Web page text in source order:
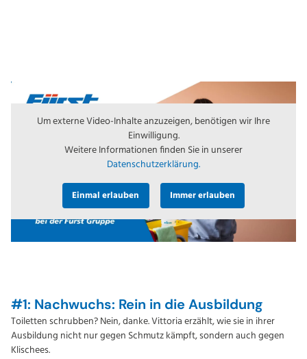
Um externe Video-Inhalte anzuzeigen, benötigen wir Ihre
Einwilligung.
Weitere Informationen finden Sie in unserer
Datenschutzerklärung.
Einmal erlauben Immer erlauben
#1: Nachwuchs: Rein in die Ausbildung
Toiletten schrubben? Nein, danke. Vittoria erzählt, wie sie in ihrer
Ausbildung nicht nur gegen Schmutz kämpft, sondern auch gegen
Klischees.